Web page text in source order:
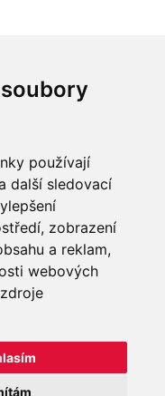
používají
další sledovací
zobrazení
a reklam,
webových
od smlouvy